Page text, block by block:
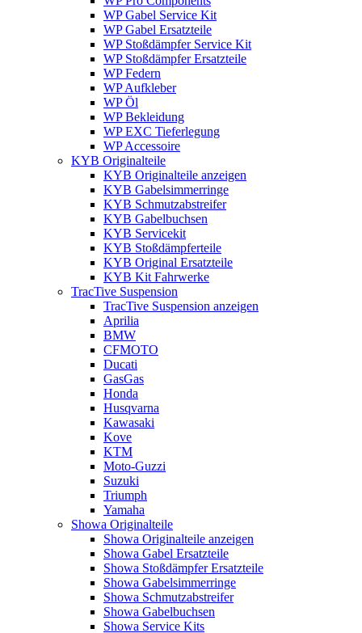
WP Gabel Service Kit
WP Gabel Ersatzteile
WP Stoßdämpfer Service Kit
WP Stoßdämpfer Ersatzteile
WP Federn
WP Aufkleber
WP Öl
WP Bekleidung
WP EXC Tieferlegung
WP Accessoire
KYB Originalteile
KYB Originalteile anzeigen
KYB Gabelsimmerringe
KYB Schmutzabstreifer
KYB Gabelbuchsen
KYB Servicekit
KYB Stoßdämpferteile
KYB Original Ersatzteile
KYB Kit Fahrwerke
TracTive Suspension
TracTive Suspension anzeigen
Aprilia
BMW
CFMOTO
Ducati
GasGas
Honda
Husqvarna
Kawasaki
Kove
KTM
Moto-Guzzi
Suzuki
Triumph
Yamaha
Showa Originalteile
Showa Originalteile anzeigen
Showa Gabel Ersatzteile
Showa Stoßdämpfer Ersatzteile
Showa Gabelsimmerringe
Showa Schmutzabstreifer
Showa Gabelbuchsen
Showa Service Kits